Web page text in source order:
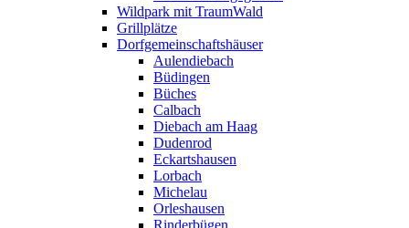
Wildpark mit TraumWald
Grillplätze
Dorfgemeinschaftshäuser
Aulendiebach
Büdingen
Büches
Calbach
Diebach am Haag
Dudenrod
Eckartshausen
Lorbach
Michelau
Orleshausen
Rinderbügen